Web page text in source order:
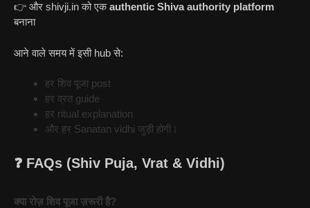
👉 और shivji.in को एकauthentic Shiva authority platform
बनाना
आने वाले समय में इसी hub से:
हर शिव पूजा post
हर व्रत guide
हर ritual explanation
और हर Sanatan vidhi जुड़ी होगी।
❓ FAQs (Shiv Puja, Vrat & Vidhi)
क्या रोज़ शिव पूजा ज़रूरी है?